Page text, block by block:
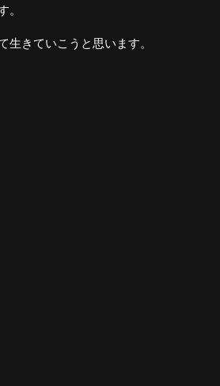
。
きていこうと思います。